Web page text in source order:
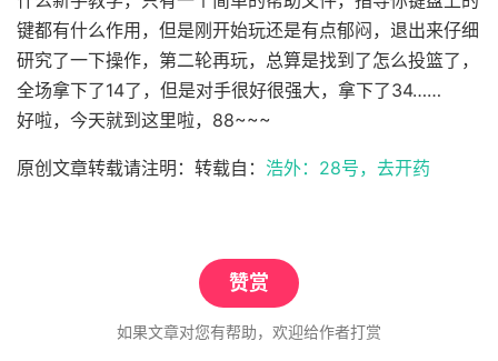
键都有什么作用，但是刚开始玩还是有点郁闷，退出来仔细
研究了一下操作，第二轮再玩，总算是找到了怎么投篮了，
全场拿下了14了，但是对手很好很强大，拿下了34……
好啦，今天就到这里啦，88~~~
原创文章转载请注明：转载自： 浩外：28号，去开药
赞赏
如果文章对您有帮助，欢迎给作者打赏